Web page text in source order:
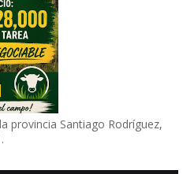
provincia Santiago Rodríguez,